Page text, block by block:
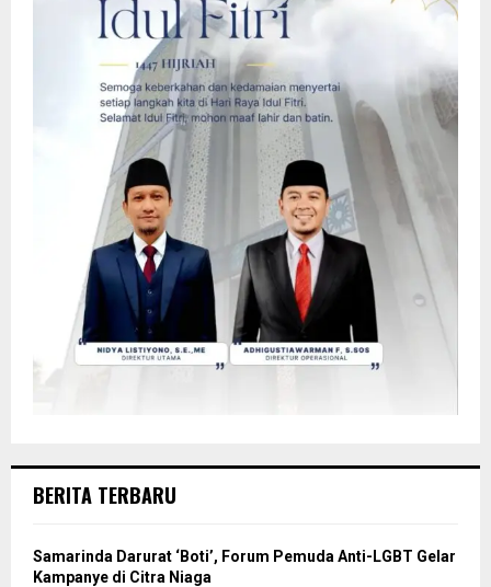
BERITA TERBARU
Samarinda Darurat ‘Boti’, Forum Pemuda Anti-LGBT Gelar
Kampanye di Citra Niaga